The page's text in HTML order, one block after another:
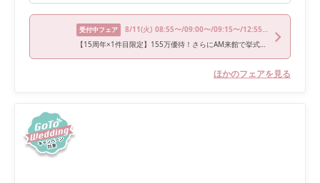
受付中フェア 8/11(火) 08:55〜/09:00〜/09:15〜/12:55〜/13:00〜
【15周年×1件目限定】155万優待！さらにAM来館で挙式料無料♪
ほかのフェアを見る